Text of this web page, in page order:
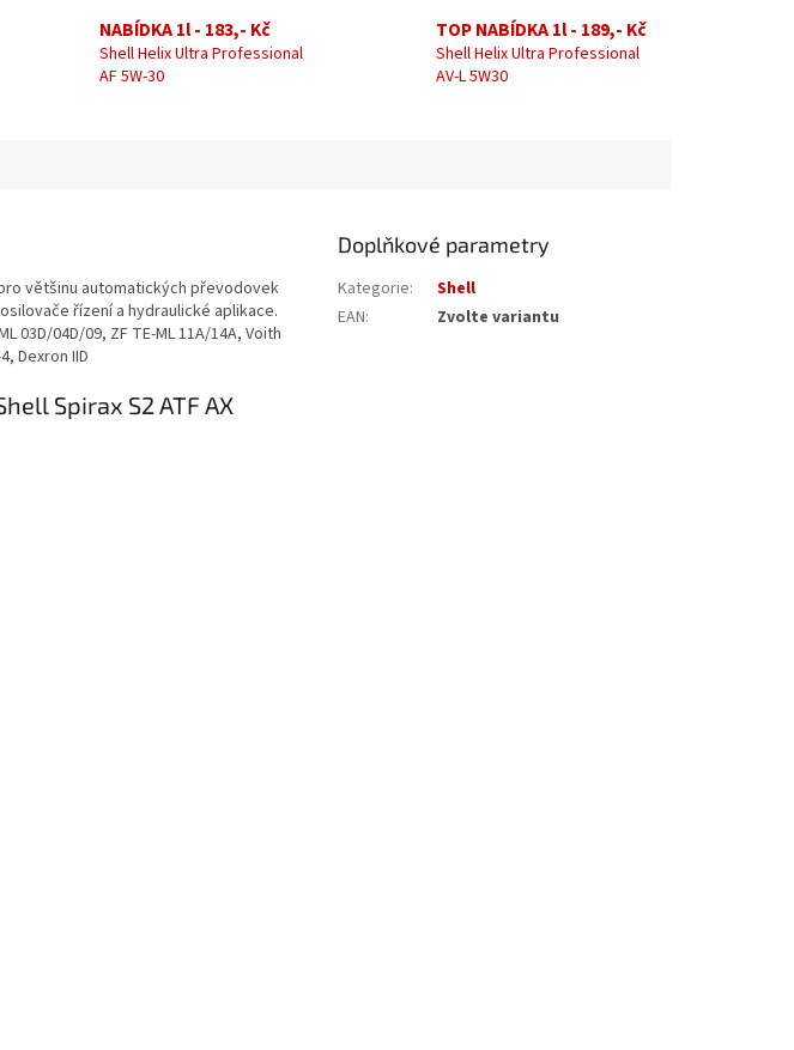
NABÍDKA 1l - 183,- Kč
Shell Helix Ultra Professional
AF 5W-30
TOP NABÍDKA 1l - 189,- Kč
Shell Helix Ultra Professional
AV-L 5W30
většinu automatických převodovek
řízení a hydraulické aplikace.
03D/04D/09, ZF TE-ML 11A/14A, Voith
Dexron IID
Spirax S2 ATF AX
Doplňkové parametry
Kategorie:
Shell
EAN: Zvolte variantu